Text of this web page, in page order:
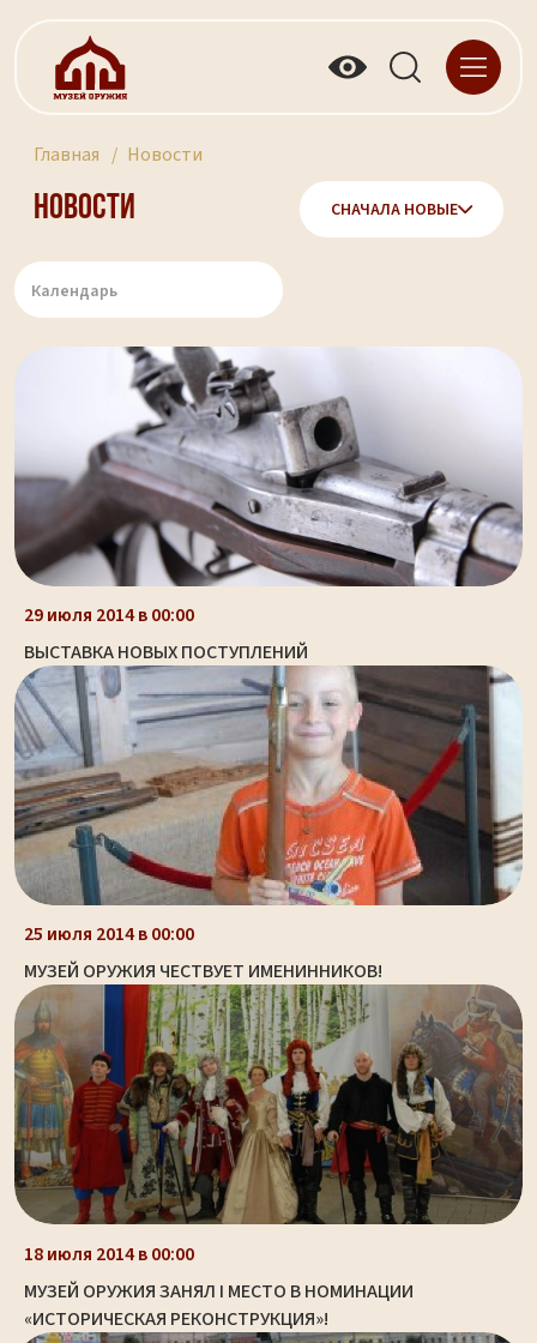
Главная Новости
Новости СНАЧАЛА НОВЫЕ
29 июля 2014 в 00:00
ВЫСТАВКА НОВЫХ ПОСТУПЛЕНИЙ
25 июля 2014 в 00:00
МУЗЕЙ ОРУЖИЯ ЧЕСТВУЕТ ИМЕНИННИКОВ!
18 июля 2014 в 00:00
МУЗЕЙ ОРУЖИЯ ЗАНЯЛ I МЕСТО В НОМИНАЦИИ
«ИСТОРИЧЕСКАЯ РЕКОНСТРУКЦИЯ»!